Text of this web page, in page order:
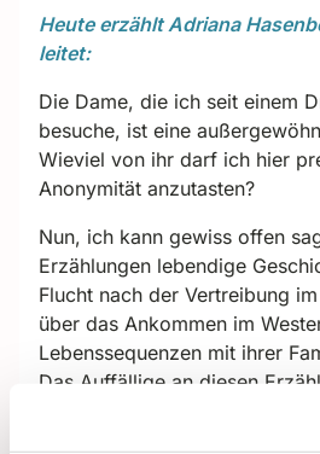
Heute erzählt Adriana
leitet:
Die Dame, die ich seit einem
besuche, ist eine
Wieviel von ihr darf ich hier
Anonymität anzutasten?
Nun, ich kann gewiss offen
Erzählungen lebendige
Flucht nach der Vertreibung
über das Ankommen im
Lebenssequenzen mit ihrer
Das Auffällige an diesen
das Nonverbale: die
Verschmitztheit - dabei strahlt